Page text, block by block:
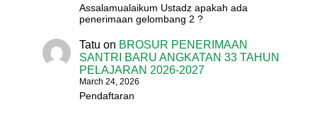
Assalamualaikum Ustadz apakah ada
penerimaan gelombang 2 ?
Tatu on BROSUR PENERIMAAN
SANTRI BARU ANGKATAN 33 TAHUN
PELAJARAN 2026-2027
March 24, 2026
Pendaftaran